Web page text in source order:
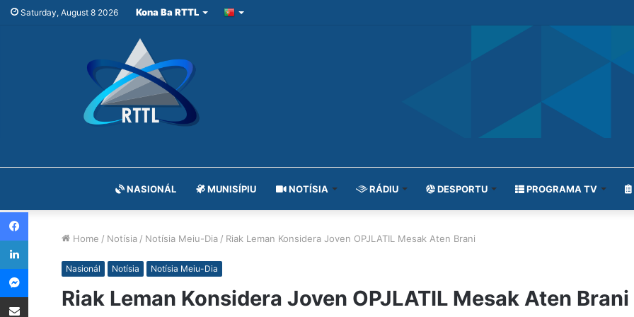
Saturday, August 8 2026 Kona Ba RTTL
NASIONÁL MUNISÍPIU NOTÍSIA RÁDIU DESPORTU PROGRAMA TV
Home / Notísia / Notísia Meiu-Dia / Riak Leman Konsidera Joven OPJLATIL Mesak Aten Brani
Nasionál Notísia Notísia Meiu-Dia
Riak Leman Konsidera Joven OPJLATIL Mesak Aten Brani
Facebook
LinkedIn
Messenger